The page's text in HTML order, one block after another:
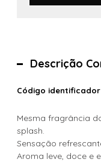
Descrição
Código identificador
Mesma fragrância
splash.
Sensação
Aroma leve, doce e